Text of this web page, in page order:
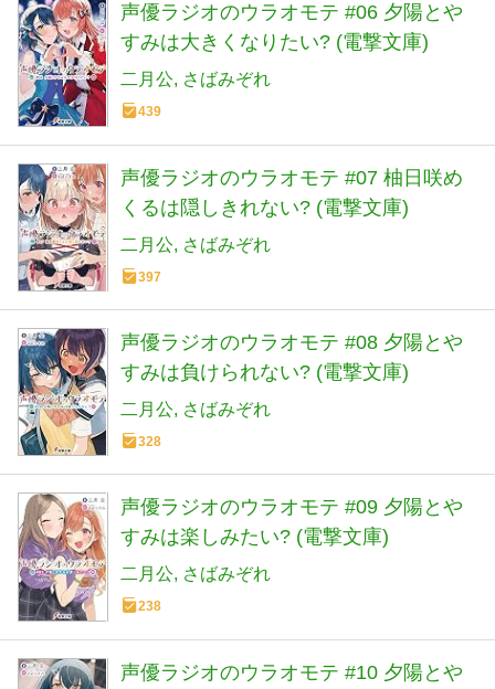
声優ラジオのウラオモテ #06 夕陽とや
すみは大きくなりたい? (電撃文庫)
二月公 さばみぞれ
439
声優ラジオのウラオモテ #07 柚日咲め
くるは隠しきれない? (電撃文庫)
二月公 さばみぞれ
397
声優ラジオのウラオモテ #08 夕陽とや
すみは負けられない? (電撃文庫)
二月公 さばみぞれ
328
声優ラジオのウラオモテ #09 夕陽とや
すみは楽しみたい? (電撃文庫)
二月公 さばみぞれ
238
声優ラジオのウラオモテ #10 夕陽とや